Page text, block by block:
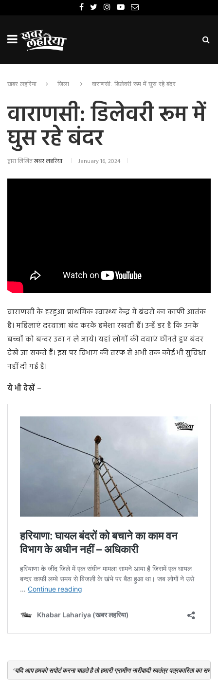
खबर लहरिया जिला वाराणसी: डिलेवरी रूम में घुस रहे बंदर
वाराणसी: डिलेवरी रूम में
घुस रहे बंदर
द्वारा लिखितखबर लहरिया January 16, 2024
वाराणसी के हरहुआ प्राथमिक स्वास्थ्य केंद्र में बंदरों का काफी आतंक
है। महिलाएं दरवाजा बंद करके हमेशा रखती हैं। उन्हें डर है कि उनके
बच्चों को बन्दर उठा न ले जाये। यहां लोगों की दवाएं छीनते हुए बंदर
देखे जा सकते हैं। इस पर विभाग की तरफ से अभी तक कोई भी सुविधा
नहीं दी गई है।
ये भी देखें –
‘यदि आप हमको सपोर्ट करना चाहते है तो हमारी ग्रामीण नारीवादी स्वतंत्र पत्रकारिता का